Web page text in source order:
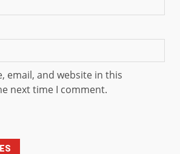
email, and website in this
next time I comment.